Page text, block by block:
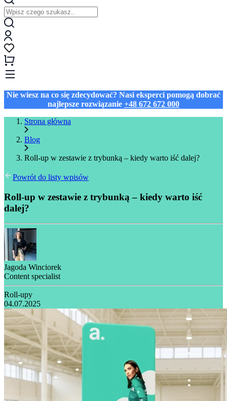
Nie wiesz na co się zdecydować? Nasi eksperci pomogą dobrać
najlepsze rozwiązanie +48 672 672 000
Strona główna
Blog
Roll-up w zestawie z trybunką – kiedy warto iść dalej?
Powrót do listy wpisów
Roll-up w zestawie z trybunką – kiedy warto iść
dalej?
Jagoda Winciorek
Content specialist
Roll-upy
04.07.2025